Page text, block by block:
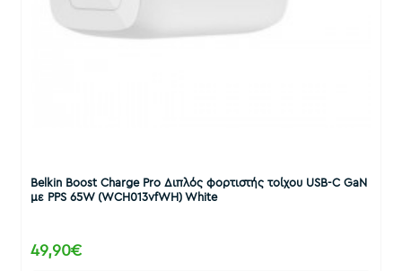
Belkin Boost Charge Pro Διπλός φορτιστής τοίχου USB-C GaN
με PPS 65W (WCH013vfWH) White
49,90€